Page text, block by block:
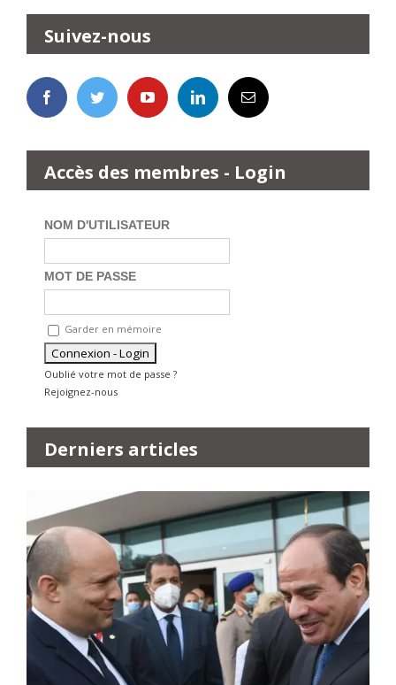
Suivez-nous
Accès des membres - Login
NOM D'UTILISATEUR
MOT DE PASSE
Garder en mémoire
Oublié votre mot de passe ?
Rejoignez-nous
Derniers articles